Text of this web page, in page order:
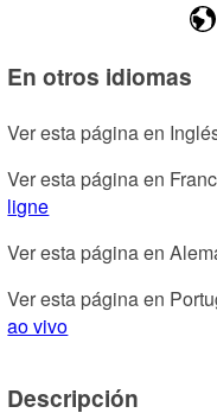
En otros idiomas
Ver esta página en
Ver esta página en
ligne
Ver esta página en
Ver esta página en
ao vivo
Descripción